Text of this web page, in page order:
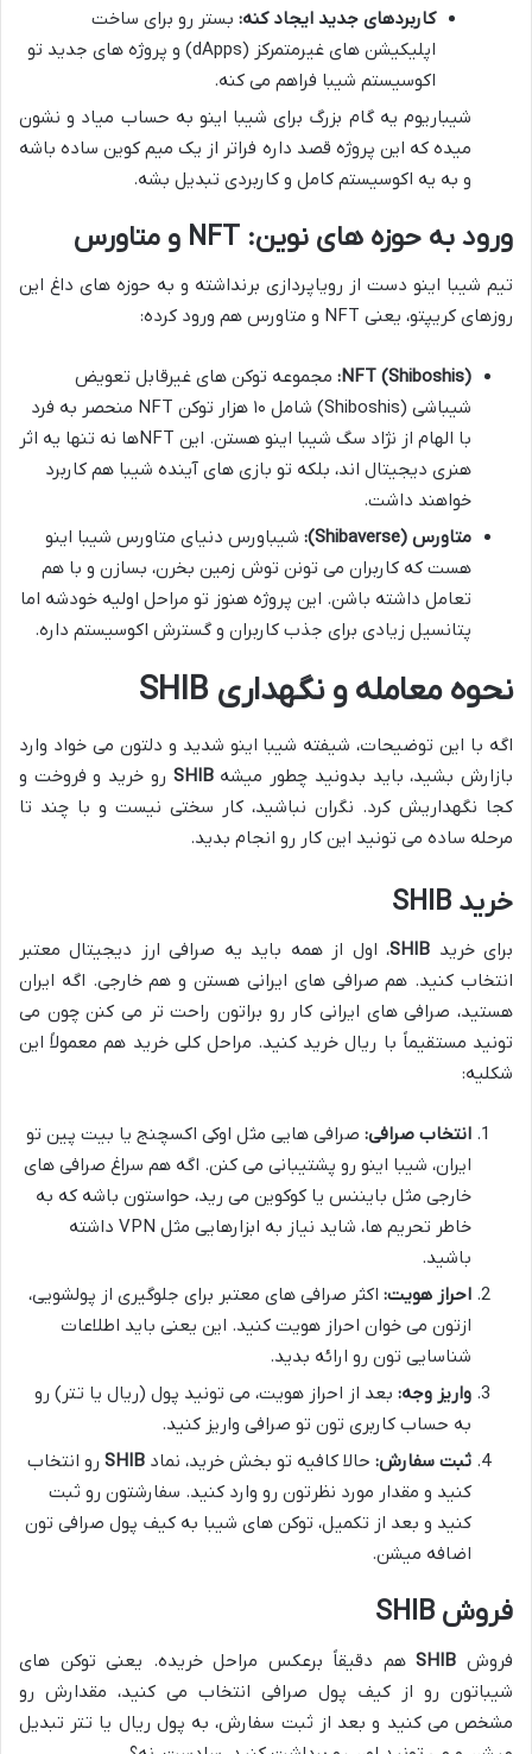
کاربردهای جدید ایجاد کنه: بستر رو برای ساخت
اپلیکیشن های غیرمتمرکز (dApps) و پروژه های جدید تو
اکوسیستم شیبا فراهم می کنه.
شیباریوم یه گام بزرگ برای شیبا اینو به حساب میاد و نشون
میده که این پروژه قصد داره فراتر از یک میم کوین ساده باشه
و به یه اکوسیستم کامل و کاربردی تبدیل بشه.
ورود به حوزه های نوین: NFT و متاورس
تیم شیبا اینو دست از رویاپردازی برنداشته و به حوزه های داغ این
روزهای کریپتو، یعنی NFT و متاورس هم ورود کرده:
NFT (Shiboshis): مجموعه توکن های غیرقابل تعویض
شیباشی (Shiboshis) شامل ۱۰ هزار توکن NFT منحصر به فرد
با الهام از نژاد سگ شیبا اینو هستن. این NFTها نه تنها یه اثر
هنری دیجیتال اند، بلکه تو بازی های آینده شیبا هم کاربرد
خواهند داشت.
متاورس (Shibaverse):
شیباورس دنیای متاورس شیبا اینو
هست که کاربران می تونن توش زمین بخرن، بسازن و با هم
تعامل داشته باشن. این پروژه هنوز تو مراحل اولیه خودشه اما
پتانسیل زیادی برای جذب کاربران و گسترش اکوسیستم داره.
نحوه معامله و نگهداری SHIB
اگه با این توضیحات، شیفته شیبا اینو شدید و دلتون می خواد وارد
بازارش بشید، باید بدونید چطور میشهSHIB رو خرید و فروخت و
کجا نگهداریش کرد. نگران نباشید، کار سختی نیست و با چند تا
مرحله ساده می تونید این کار رو انجام بدید.
خرید SHIB
برای خرید SHIB، اول از همه باید یه صرافی ارز دیجیتال معتبر
انتخاب کنید. هم صرافی های ایرانی هستن و هم خارجی. اگه ایران
هستید، صرافی های ایرانی کار رو براتون راحت تر می کنن چون می
تونید مستقیماً با ریال خرید کنید. مراحل کلی خرید هم معمولاً این
شکلیه:
انتخاب صرافی: صرافی هایی مثل اوکی اکسچنج یا بیت پین تو
ایران، شیبا اینو رو پشتیبانی می کنن. اگه هم سراغ صرافی های
خارجی مثل بایننس یا کوکوین می رید، حواستون باشه که به
خاطر تحریم ها، شاید نیاز به ابزارهایی مثل VPN داشته
باشید.
احراز هویت: اکثر صرافی های معتبر برای جلوگیری از پولشویی،
ازتون می خوان احراز هویت کنید. این یعنی باید اطلاعات
شناسایی تون رو ارائه بدید.
واریز وجه: بعد از احراز هویت، می تونید پول (ریال یا تتر) رو
به حساب کاربری تون تو صرافی واریز کنید.
ثبت سفارش: حالا کافیه تو بخش خرید، نماد SHIB رو انتخاب
کنید و مقدار مورد نظرتون رو وارد کنید. سفارشتون رو ثبت
کنید و بعد از تکمیل، توکن های شیبا به کیف پول صرافی تون
اضافه میشن.
فروش SHIB
فروش SHIBهم دقیقاً برعکس مراحل خریده. یعنی توکن های
شیباتون رو از کیف پول صرافی انتخاب می کنید، مقدارش رو
مشخص می کنید و بعد از ثبت سفارش، به پول ریال یا تتر تبدیل